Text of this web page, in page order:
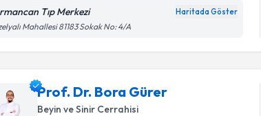
Tıp Merkezi Haritada Göster
Mahallesi 81183 Sokak No: 4/A
Prof. Dr. Bora Gürer
Beyin ve Sinir Cerrahisi